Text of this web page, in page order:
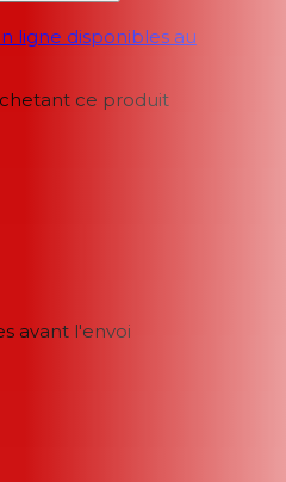
ligne disponibles au
ce produit
avant l'envoi